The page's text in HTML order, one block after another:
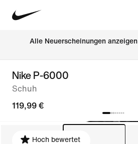
Alle Neuerscheinungen anzeigen
Nike P-6000
Schuh
119,99 €
Hoch bewertet